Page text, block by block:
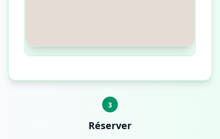
3
Réserver